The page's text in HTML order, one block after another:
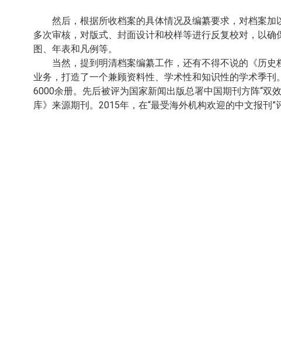
然后，根据所收档案的具体情况及编纂要求，对档案
多次审核，对版式、封面设计和校样等进行反复校对，以
图、年表和凡例等。
当然，提到明清档案编纂工作，还有不得不说的《历
业务，打造了一个兼顾资料性、学术性和知识性的学术季
6000余册。先后被评为国家新闻出版总署中国期刊方阵“双
库》来源期刊。2015年，在“最受海外机构欢迎的中文报刊”